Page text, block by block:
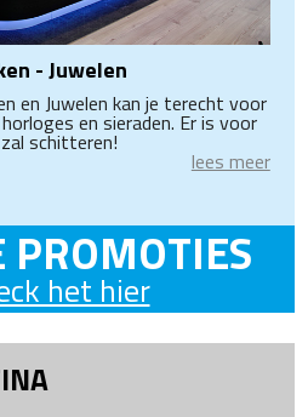
- Juwelen
en Juwelen kan je terecht voor
en sieraden. Er is voor
schitteren!
lees meer
PROMOTIES
het hier